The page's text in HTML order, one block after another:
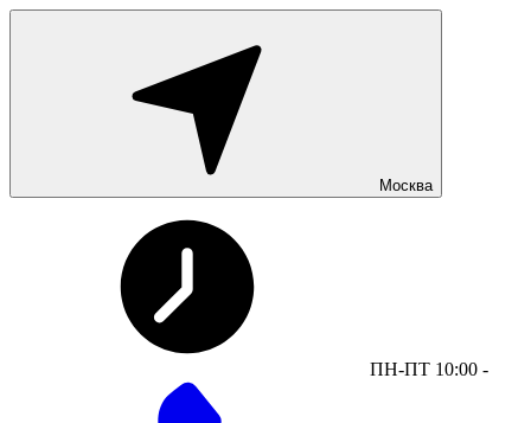
Москва
ПН-ПТ 10:00 -